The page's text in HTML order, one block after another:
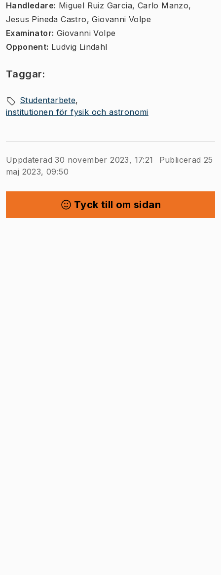
Handledare: Miguel Ruiz Garcia, Carlo Manzo,
Jesus Pineda Castro, Giovanni Volpe
Examinator: Giovanni Volpe
Opponent: Ludvig Lindahl
Taggar:
Studentarbete
institutionen för fysik och astronomi
Uppdaterad 30 november 2023, 17:21
Publicerad 25
maj 2023, 09:50
Tyck till om sidan